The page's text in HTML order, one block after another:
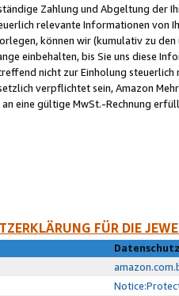
Zahlung und Abgeltung der
relevante Informationen von
können wir (kumulativ zu
einbehalten, bis Sie uns diese
nicht zur Einholung
verpflichtet sein, Amazon
eine gültige MwSt.-Rechnung
FÜR DIE